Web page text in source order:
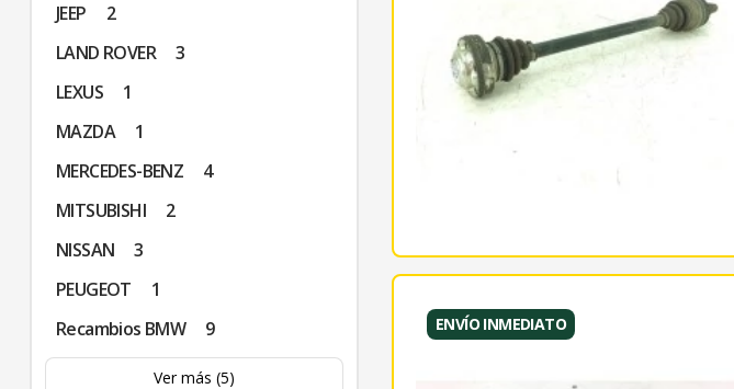
JEEP
2
LAND ROVER
3
LEXUS
1
MAZDA
1
MERCEDES-BENZ
4
MITSUBISHI
2
NISSAN
3
PEUGEOT
1
Recambios BMW
9
Ver más (5)
ENVÍO INMEDIATO